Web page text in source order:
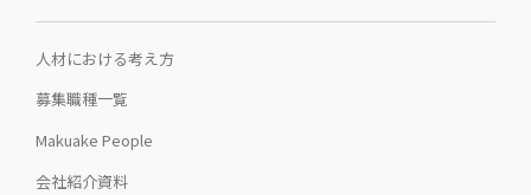
人材における考え方
募集職種一覧
Makuake People
会社紹介資料